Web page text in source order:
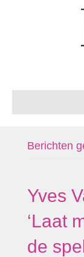
Berichten
Yves
‘Laat
de